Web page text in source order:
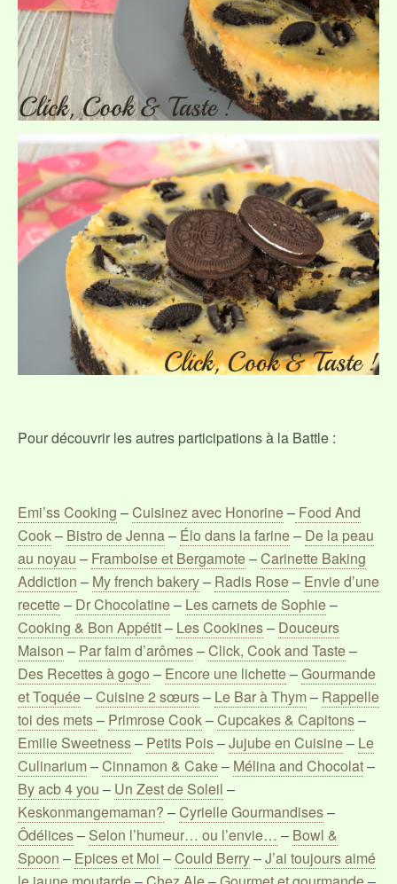
Pour découvrir les autres participations à la Battle :
Emi’ss Cooking –Cuisinez avec Honorine– Food And
Cook– Bistro de Jenna– Élo dans la farine– De la peau
au noyau – Framboise et Bergamote–Carinette Baking
Addiction – My french bakery– Radis Rose– Envie d’une
recette– Dr Chocolatine– Les carnets de Sophie–
Cooking & Bon Appétit– Les Cookines– Douceurs
Maison – Par faim d’arômes–Click, Cook and Taste–
Des Recettes à gogo – Encore une lichette–Gourmande
et Toquée–Cuisine 2 sœurs– Le Bar à Thym – Rappelle
toi des mets– Primrose Cook–Cupcakes & Capitons–
Emilie Sweetness– Petits Pois–Jujube en Cuisine– Le
Culinarium –Cinnamon & Cake– Mélina and Chocolat–
By acb 4 you – Un Zest de Soleil –
Keskonmangemaman? –Cyrielle Gourmandises–
Ôdélices– Selon l’humeur… ou l’envie… – Bowl &
Spoon – Epices et Moi –Could Berry–J’ai toujours aimé